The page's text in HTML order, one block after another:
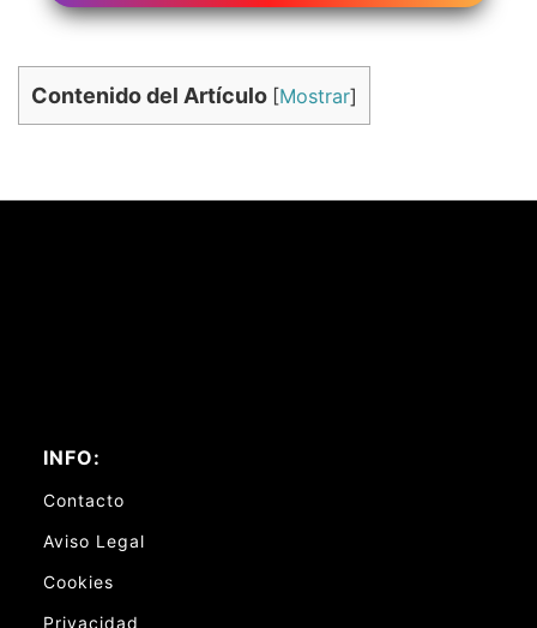
Contenido del Artículo [Mostrar]
INFO:
Contacto
Aviso Legal
Cookies
Privacidad